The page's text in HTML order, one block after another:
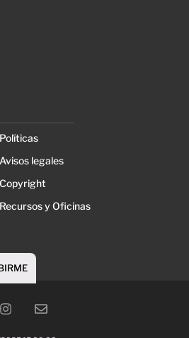
Políticas
Avisos legales
Copyright
Recursos y Oficinas